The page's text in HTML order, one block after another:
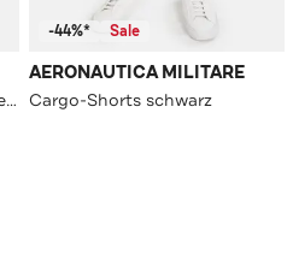
Bermuda-Shorts 'Yarn' gestreift
-44%* Sale
AERONAUTICA MILITARE
Cargo-Shorts schwarz